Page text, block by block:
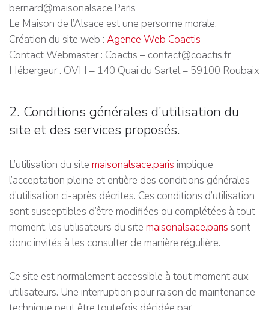
bernard@maisonalsace.Paris
Le Maison de l’Alsace est une personne morale.
Création du site web : Agence Web Coactis
Contact Webmaster : Coactis – contact@coactis.fr
Hébergeur : OVH – 140 Quai du Sartel – 59100 Roubaix
2. Conditions générales d’utilisation du
site et des services proposés.
L’utilisation du site maisonalsace.paris implique
l’acceptation pleine et entière des conditions générales
d’utilisation ci-après décrites. Ces conditions d’utilisation
sont susceptibles d’être modifiées ou complétées à tout
moment, les utilisateurs du site maisonalsace.paris sont
donc invités à les consulter de manière régulière.
Ce site est normalement accessible à tout moment aux
utilisateurs. Une interruption pour raison de maintenance